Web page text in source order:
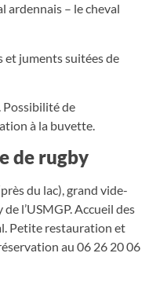
ardennais – le cheval
et juments suitées de
Possibilité de
à la buvette.
de rugby
du lac), grand vide-
l’USMGP. Accueil des
Petite restauration et
au 06 26 20 06